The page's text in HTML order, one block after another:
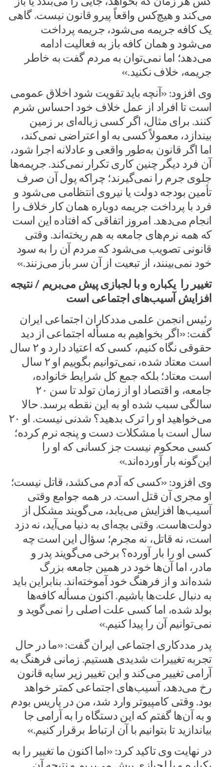
می‌کند و هیچ‌کس واقعاً پیرو قانون نیست. گاهی
یک کافه جریمه می‌شود، جریمه پرداخت
می‌شود و همان کافه باز به فعالیت ادامه
می‌دهد؛ اما نمی‌توان به مردم گفت به خاطر
جریمه، خلاف نکنید.»
وی افزود: «آنچه باید تقویت شود اخلاق عمومی
است تا افراد از عمل خلاف خود احساس شرم
کنند. برای مثال، اگر کسی زباله‌ای بر زمین
بیندازد، معمولاً کسی به او اعتراضی نمی‌کند،
اما اگر قانون به‌طور واقعی و عادلانه اجرا شود،
آن فرد دیگر چنین کاری تکرار نمی‌کند. جریمه‌ها
جلوی جرم را نمی‌گیرند؛ چراکه پول آن صرف
تأمین بودجه دولت یا نیروی انتظامی می‌شود و
فرد با پرداخت جریمه دوباره همان کار خلاف را
انجام می‌دهد. امروز اتفاقی که افتاده این است
که همه نرم‌های جامعه به هم ریخته‌اند. وقتی
قانونی تصویب می‌شود که مردم آن را به سود
خود نمی‌بینند، از تبعیت از آن سر باز می‌زنند.»
تغییر را یکباره و با لجبازی پیش می‌بریم / نتیجه
افزایش آسیب‌های اجتماعی است
رئیس انجمن علمی مددکاران اجتماعی ایران
گفت: «اگر بخواهیم به مسأله اجتماعی از دید
حقوقی نگاه کنیم، کسی که اعتیاد دارد و ۲ سال
است معتاد شده، نمی‌توانیم بگوییم او ۲ سال
است معتاد؛ بلکه جمع کل شرایط خانواده،
جامعه، و اقتصاد او از زمان تولد تا سن ۲۰
سالگی سبب شده او به این نقطه برسد. حالا
می‌خواهید او را ترک بدهید؟ شدنی نیست. او ۲۰
سال است با مشکلات دست و پنجه نرم کرده؛
کسی محکوم نیست جز کسانی که او را
این‌گونه بار آورده‌اند.»
وی افزود: «کسی که آدم می‌کشد، قاتل نیست؛
او مجری آن قتل است. در همه جوامع وقتی
آسیب‌ها افزایش می‌یابد، می‌گویند مشکل از
دولت‌هاست. وقتی بچه‌ای به دنیا می‌آید، نه دزد
است، نه قاتل، نه مجرم؛ سؤال این است چه
کسی او را بار آورده؟ برخی می‌گویند پدر و
مادر، اما آن‌ها خود در همین جامعه بزرگ
شده‌اند و از فرهنگ خود آموخته‌اند. بنابراین باید
به دنبال علت‌ها باشیم. اکنون مسأله کافه‌ها
بولد شده، اما کسی علت اصلی را نمی‌گوید و
نمی‌توانیم آن را پیدا کنیم.»
پدر مددکاری اجتماعی ایران گفت: «ما در حال
تجربه تغییرات شدیدی هستیم. زمانی فرهنگ به
آرامی تغییر می‌کند و این تغییر زیر سایه قانون
رخ می‌دهد، آسیب‌های اجتماعی کمتر خواهد
بود. وقتی کامپیوتر وارد شد، من در پاریس بودم
و به آن‌ها گفتم که این دستگاه را به آرامی جا
بیاندازید تا بتوانیم با آن ارتباط برقرار کنیم.»
در نهایت وی تاکید کرد: «اما اکنون ما تغییر را به